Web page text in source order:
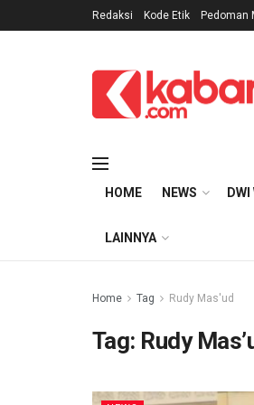
Redaksi Kode Etik Pedoman
HOME NEWS
LAINNYA
Home Tag Rudy Mas'ud
Tag: Rudy